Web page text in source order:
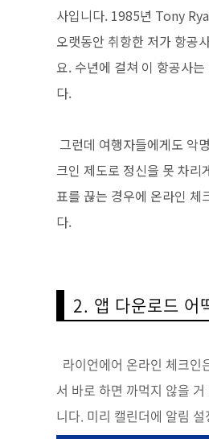
사입니다. 1985년 Tony
오랫동안 취항한 저가 항공
요. 수년에 걸쳐 이 항공사
다.
그런데 여행자들에게도 악
크인 제도로 정신을 못 차리
표를 끊는 경우에 온라인 체
다.
2. 앱 다운로드 어
라이언에어 온라인 체크인
서 바로 하면 까먹지 않을
니다. 미리 캘린더에 알림